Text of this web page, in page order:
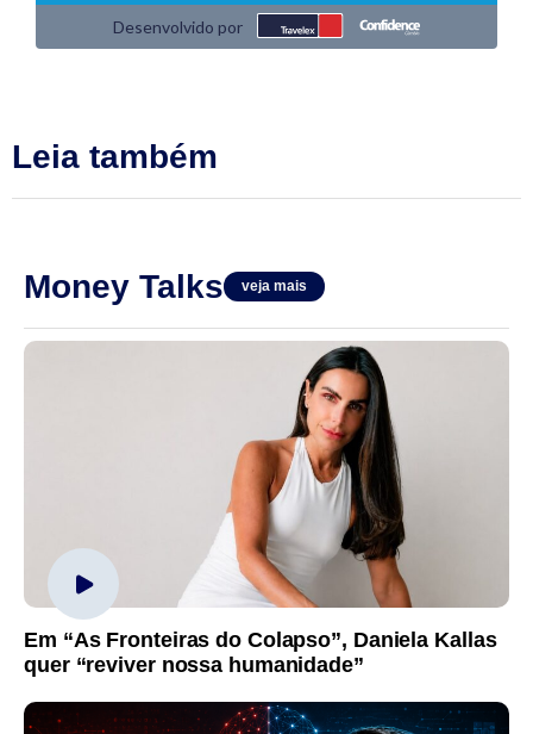
Leia também
Money Talks veja mais
Em “As Fronteiras do Colapso”, Daniela Kallas
quer “reviver nossa humanidade”